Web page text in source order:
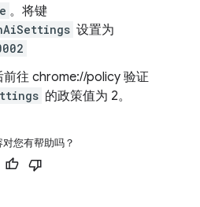
。将键
设置为
往 chrome://policy 验证
的政策值为 2。
您有帮助吗？